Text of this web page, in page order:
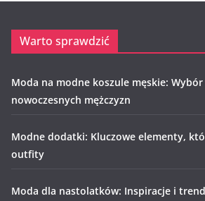
Warto sprawdzić
Moda na modne koszule męskie:
nowoczesnych mężczyzn
Modne dodatki: Kluczowe elementy,
outfity
Moda dla nastolatków: Inspiracje i